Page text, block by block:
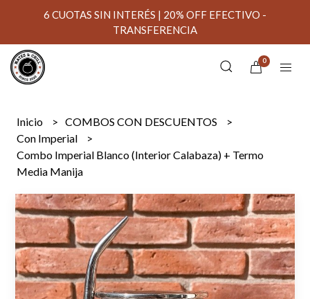
6 CUOTAS SIN INTERÉS | 20% OFF EFECTIVO -
TRANSFERENCIA
0
Inicio
COMBOS CON DESCUENTOS
Con Imperial
Combo Imperial Blanco (Interior Calabaza) + Termo
Media Manija